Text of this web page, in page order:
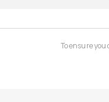
To ensure